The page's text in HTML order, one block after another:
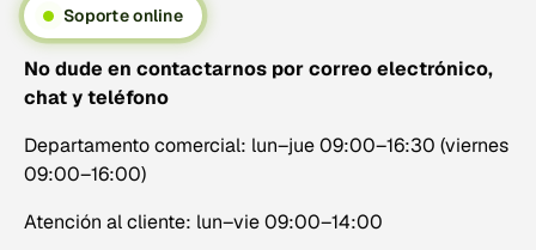
Soporte online
No dude en contactarnos por correo electrónico,
chat y teléfono
Departamento comercial: lun–jue 09:00–16:30 (viernes
09:00–16:00)
Atención al cliente: lun–vie 09:00–14:00